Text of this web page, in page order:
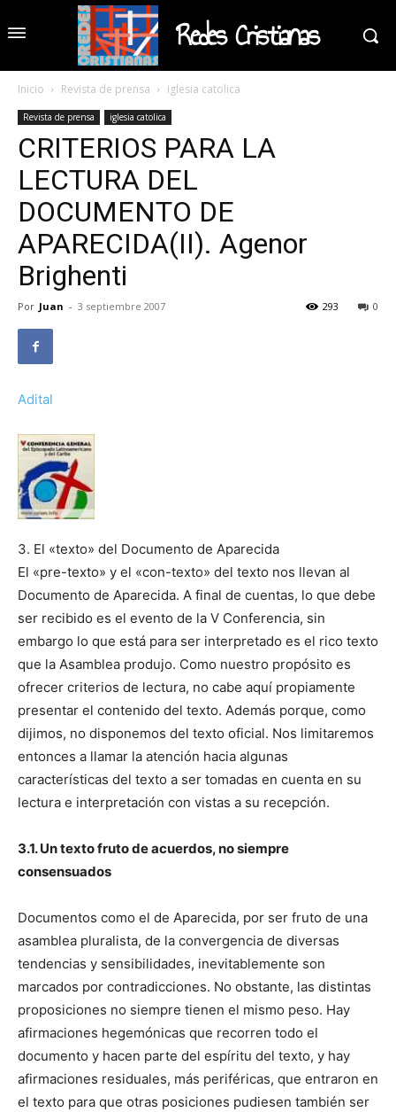
Redes Cristianas
Inicio Revista de prensa iglesia catolica
Revista de prensa iglesia catolica
CRITERIOS PARA LA
LECTURA DEL
DOCUMENTO DE
APARECIDA(II). Agenor
Brighenti
Por Juan - 3 septiembre 2007 0
293
Adital
3. El «texto» del Documento de Aparecida
El «pre-texto» y el «con-texto» del texto nos llevan al
Documento de Aparecida. A final de cuentas, lo que debe
ser recibido es el evento de la V Conferencia, sin
embargo lo que está para ser interpretado es el rico texto
que la Asamblea produjo. Como nuestro propósito es
ofrecer criterios de lectura, no cabe aquí propiamente
presentar el contenido del texto. Además porque, como
dijimos, no disponemos del texto oficial. Nos limitaremos
entonces a llamar la atención hacia algunas
características del texto a ser tomadas en cuenta en su
lectura e interpretación con vistas a su recepción.
3.1. Un texto fruto de acuerdos, no siempre
consensuados
Documentos como el de Aparecida, por ser fruto de una
asamblea pluralista, de la convergencia de diversas
tendencias y sensibilidades, inevitablemente son
marcados por contradicciones. No obstante, las distintas
proposiciones no siempre tienen el mismo peso. Hay
afirmaciones hegemónicas que recorren todo el
documento y hacen parte del espíritu del texto, y hay
afirmaciones residuales, más periféricas, que entraron en
el texto para que otras posiciones pudiesen también ser